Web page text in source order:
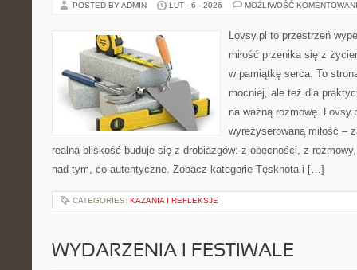
POSTED BY ADMIN LUT - 6 - 2026 MOŻLIWOŚĆ
Lovsy.pl to przestrzeń
miłość przenika się z
w pamiątkę serca. To
mocniej, ale też dla
na ważną rozmowę.
wyreżyserowaną miłość –
realna bliskość buduje się z drobiazgów: z obecności, z
nad tym, co autentyczne. Zobacz kategorie Tęsknota i […]
CATEGORIES: KAZANIA I REFLEKSJE
WYDARZENIA I FESTIWALE